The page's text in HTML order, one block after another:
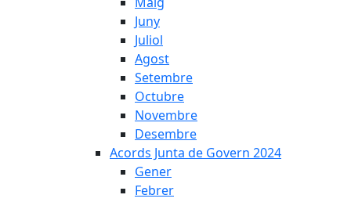
Juny
Juliol
Agost
Setembre
Octubre
Novembre
Desembre
Acords Junta de Govern 2024
Gener
Febrer